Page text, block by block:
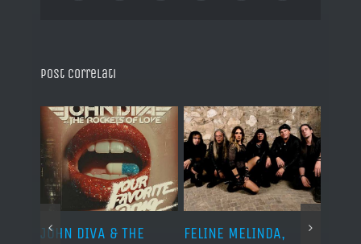
Post correlati
JOHN DIVA & THE
FELINE MELINDA,